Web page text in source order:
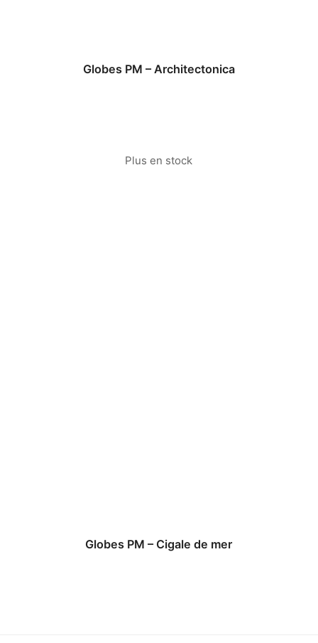
Globes PM – Architectonica
Plus en stock
Globes PM – Cigale de mer